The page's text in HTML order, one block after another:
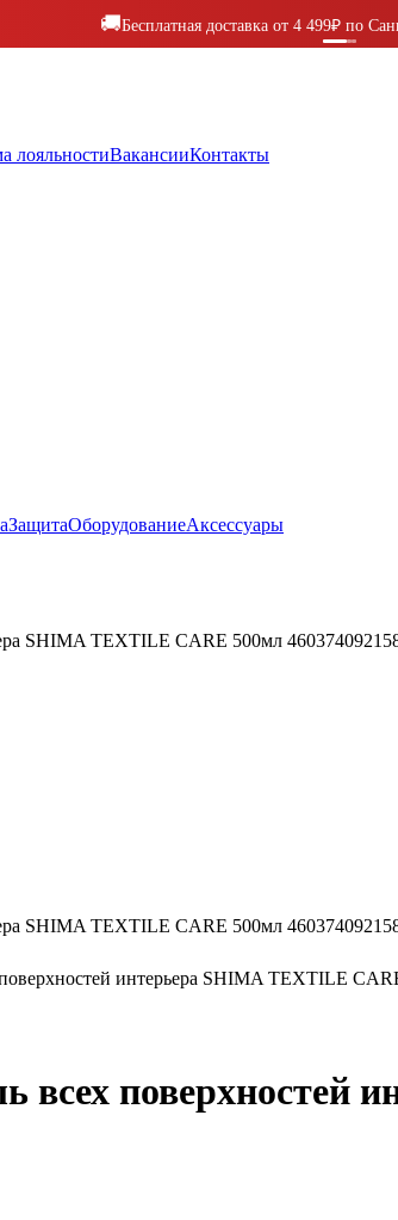
🚚Бесплатная доставка от 4 499₽ по
лояльностиВакансииКонтакты
ЗащитаОборудованиеАксессуары
SHIMA TEXTILE CARE 500мл
SHIMA TEXTILE CARE 500мл
интерьера SHIMA TEXTILE
всех